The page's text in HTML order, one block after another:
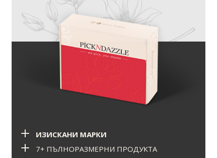
ИЗИСКАНИ МАРКИ
7+ ПЪЛНОРАЗМЕРНИ ПРОДУКТА